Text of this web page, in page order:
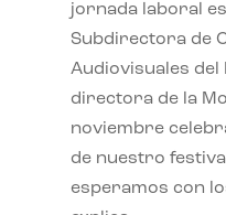
jornada laboral
Subdirectora de
Audiovisuales del
directora de la
noviembre
de nuestro
esperamos con